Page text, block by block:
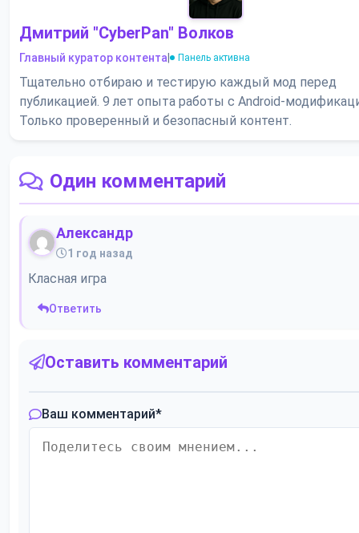
Дмитрий "CyberPan" Волков
Главный куратор контента Панель активна
Тщательно отбираю и тестирую каждый мод перед
публикацией. 9 лет опыта работы с Android-
Только проверенный и безопасный контент.
Один комментарий
Александр
1 год назад
Класная игра
Ответить
Оставить комментарий
Ваш комментарий*